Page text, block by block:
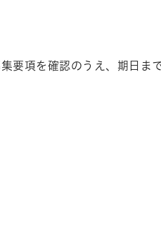
要項を確認のうえ、期日ま